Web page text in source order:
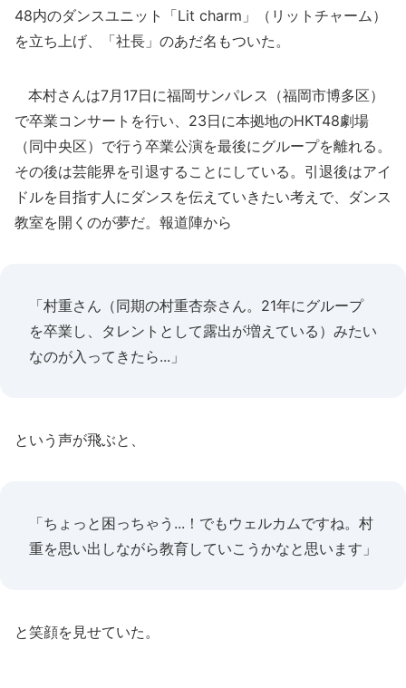
48内のダンスユニット「Lit charm」（リットチャーム）
を立ち上げ、「社長」のあだ名もついた。
本村さんは7月17日に福岡サンパレス（福岡市博多区）
で卒業コンサートを行い、23日に本拠地のHKT48劇場
（同中央区）で行う卒業公演を最後にグループを離れる。
その後は芸能界を引退することにしている。引退後はアイ
ドルを目指す人にダンスを伝えていきたい考えで、ダンス
教室を開くのが夢だ。報道陣から
「村重さん（同期の村重杏奈さん。21年にグループ
を卒業し、タレントとして露出が増えている）みたい
なのが入ってきたら...」
という声が飛ぶと、
「ちょっと困っちゃう...！でもウェルカムですね。村
重を思い出しながら教育していこうかなと思います」
と笑顔を見せていた。